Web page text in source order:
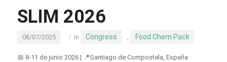
SLIM 2026
08/07/2025 / in Congress Food Chem Pack
📅 8-11 de junio 2026 | 📍Santiago de Compostela, España